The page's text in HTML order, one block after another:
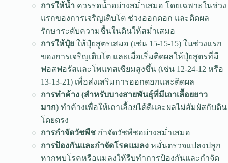
การให้น้ำ ควรรดน้ำอย่างสม่ำเสมอ โดยเฉพาะในช่วง
แรกของการเจริญเติบโต ช่วงออกดอก และติดผล
รักษาระดับความชื้นในดินให้สม่ำเสมอ
การให้ปุ๋ย ให้ปุ๋ยสูตรเสมอ (เช่น 15-15-15) ในช่วงแรก
ของการเจริญเติบโต และเมื่อเริ่มติดผลให้ปุ๋ยสูตรที่มี
ฟอสฟอรัสและโพแทสเซียมสูงขึ้น (เช่น 12-24-12 หรือ
13-13-21) เพื่อส่งเสริมการออกดอกและติดผล
การทำค้าง (สำหรับบางสายพันธุ์ที่มีเถาเลื้อยยาว
มาก) ทำค้างเพื่อให้เถาเลื้อยได้ดีและผลไม่สัมผัสกับดิน
โดยตรง
การกำจัดวัชพืช กำจัดวัชพืชอย่างสม่ำเสมอ
การป้องกันและกำจัดโรคแมลง หมั่นตรวจแปลงปลูก
หากพบโรคหรือแมลงให้รีบทำการป้องกันและกำจัด